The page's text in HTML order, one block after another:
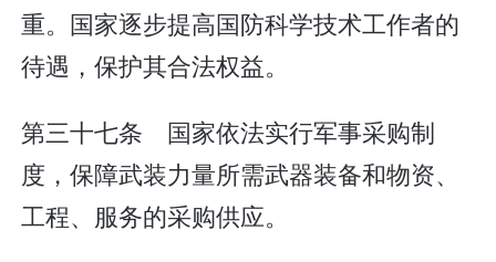
重。国家逐步提高国防科学技术工作者的
待遇，保护其合法权益。
第三十七条 国家依法实行军事采购制
度，保障武装力量所需武器装备和物资、
工程、服务的采购供应。